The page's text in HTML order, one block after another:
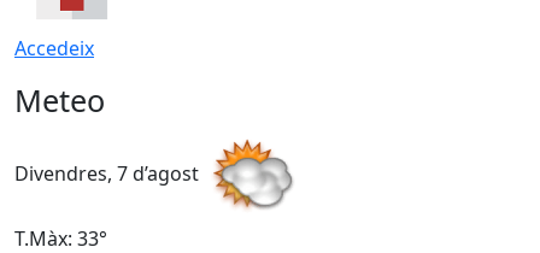
Accedeix
Meteo
Divendres, 7 d’agost
T.Màx: 33°